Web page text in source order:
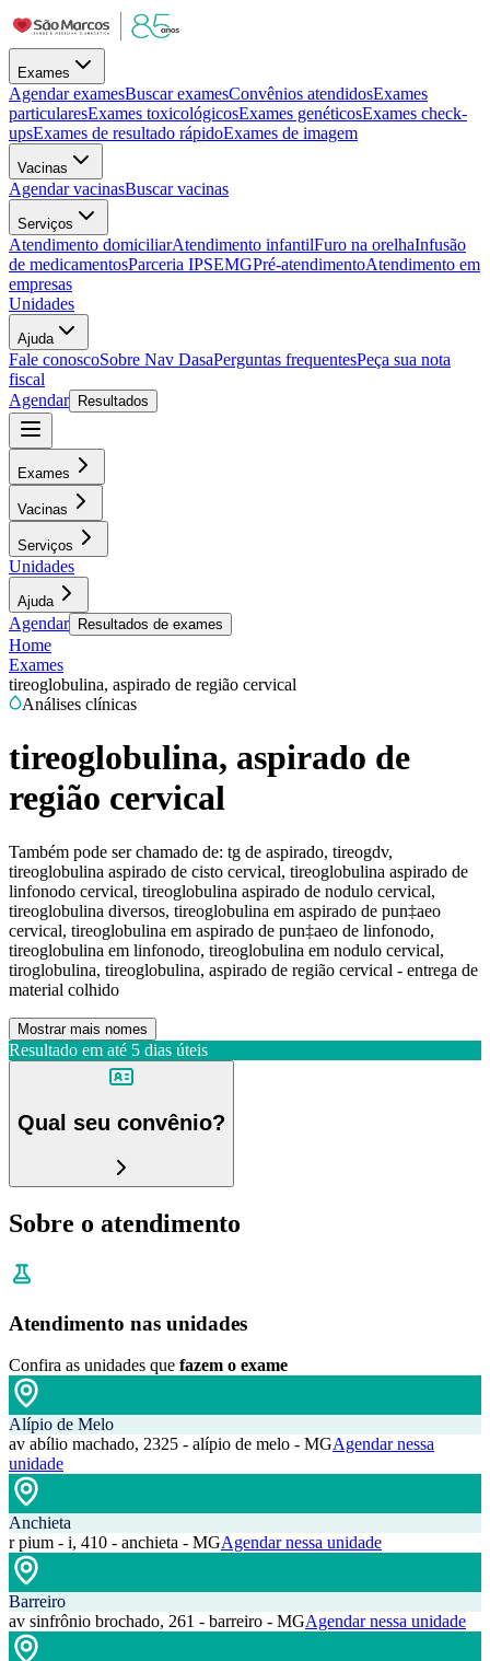
Exames
Agendar examesBuscar examesConvênios atendidosExames
particularesExames toxicológicosExames genéticosExames check-
upsExames de resultado rápidoExames de imagem
Vacinas
Agendar vacinasBuscar vacinas
Serviços
Atendimento domiciliarAtendimento infantilFuro na orelhaInfusão
de medicamentosParceria IPSEMGPré-atendimentoAtendimento em
empresas
Unidades
Ajuda
Fale conoscoSobre Nav DasaPerguntas frequentesPeça sua nota
fiscal
Agendar
Resultados
Exames
Vacinas
Serviços
Unidades
Ajuda
Agendar Resultados de exames
Home
Exames
tireoglobulina, aspirado de região cervical
Análises clínicas
tireoglobulina, aspirado de
região cervical
Também pode ser chamado de: tg de aspirado, tireogdv,
tireoglobulina aspirado de cisto cervical, tireoglobulina aspirado de
linfonodo cervical, tireoglobulina aspirado de nodulo cervical,
tireoglobulina diversos, tireoglobulina em aspirado de pun‡aeo
cervical, tireoglobulina em aspirado de pun‡aeo de linfonodo,
tireoglobulina em linfonodo, tireoglobulina em nodulo cervical,
tiroglobulina, tireoglobulina, aspirado de região cervical - entrega de
material colhido
Mostrar mais nomes
Resultado em até 5 dias úteis
Qual seu convênio?
Sobre o atendimento
Atendimento nas unidades
Confira as unidades que fazem o exame
Alípio de Melo
av abílio machado, 2325 - alípio de melo - MGAgendar nessa
unidade
Anchieta
r pium - i, 410 - anchieta - MGAgendar nessa unidade
Barreiro
av sinfrônio brochado, 261 - barreiro - MGAgendar nessa unidade